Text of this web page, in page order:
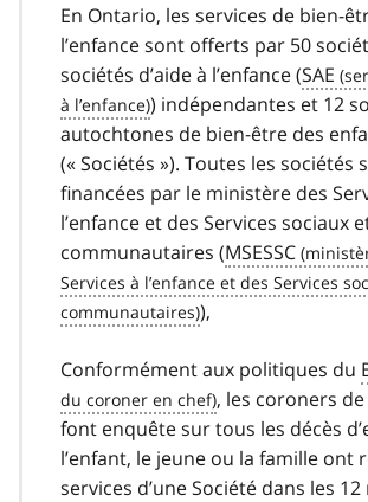
En Ontario, les services de bien-
l’enfance sont offerts par 50
sociétés d’aide à l’enfance (SAE
) indépendantes et 12
autochtones de bien-être des
(« Sociétés »). Toutes les sociétés
financées par le ministère des
l’enfance et des Services sociaux
communautaires (MSESSC
),
Conformément aux politiques du
, les coroners de
font enquête sur tous les décès
l’enfant, le jeune ou la famille ont
services d’une Société dans les 12